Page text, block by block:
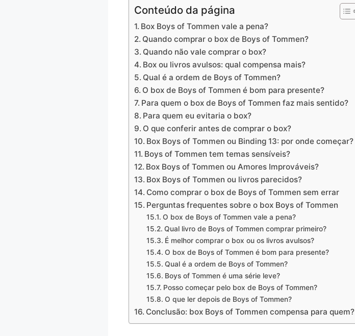
Conteúdo da página
Box Boys of Tommen vale a pena?
Quando comprar o box de Boys of Tommen?
Quando não vale comprar o box?
Box ou livros avulsos: qual compensa mais?
Qual é a ordem de Boys of Tommen?
O box de Boys of Tommen é bom para presente?
Para quem o box de Boys of Tommen faz mais sentido?
Para quem eu evitaria o box?
O que conferir antes de comprar o box?
Box Boys of Tommen ou Binding 13: por onde começar?
Boys of Tommen tem temas sensíveis?
Box Boys of Tommen ou Amores Improváveis?
Box Boys of Tommen ou livros parecidos?
Como comprar o box de Boys of Tommen sem errar
Perguntas frequentes sobre o box Boys of Tommen
O box de Boys of Tommen vale a pena?
Qual livro de Boys of Tommen comprar primeiro?
É melhor comprar o box ou os livros avulsos?
O box de Boys of Tommen é bom para presente?
Qual é a ordem de Boys of Tommen?
Boys of Tommen é uma série leve?
Posso começar pelo box de Boys of Tommen?
O que ler depois de Boys of Tommen?
Conclusão: box Boys of Tommen compensa para quem?